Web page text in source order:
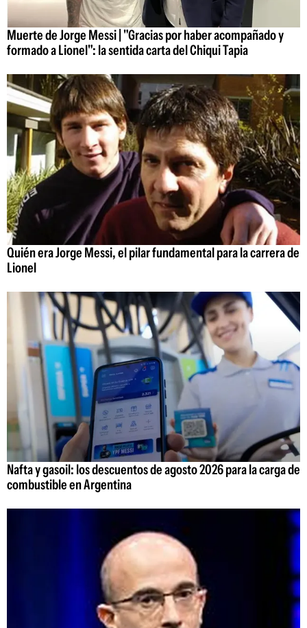
Muerte de Jorge Messi | "Gracias por haber acompañado y
formado a Lionel": la sentida carta del Chiqui Tapia
Quién era Jorge Messi, el pilar fundamental para la carrera de
Lionel
Nafta y gasoil: los descuentos de agosto 2026 para la carga de
combustible en Argentina